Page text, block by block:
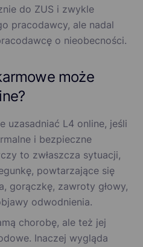
do ZUS i zwykle
pracodawcy, ale nadal
o nieobecności.
może
uzasadniać L4 online, jeśli
i bezpieczne
to zwłaszcza sytuacji,
powtarzające się
gorączkę, zawroty głowy,
odwodnienia.
chorobę, ale też jej
Inaczej wygląda